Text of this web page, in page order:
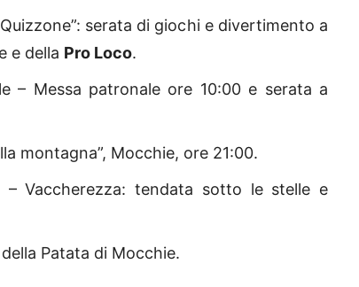
serata di giochi e divertimento a
e della Pro Loco.
– Messa patronale ore 10:00 e serata a
montagna”, Mocchie, ore 21:00.
Vaccherezza: tendata sotto le stelle e
Patata di Mocchie.